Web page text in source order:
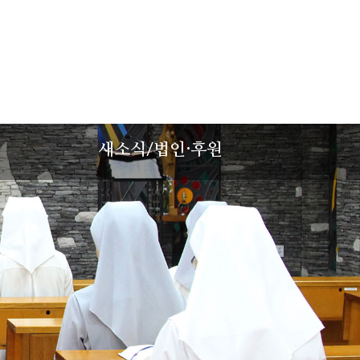
새소식/법인·후원